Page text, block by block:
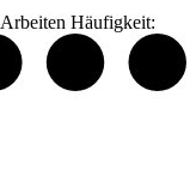
Häufigkeit: